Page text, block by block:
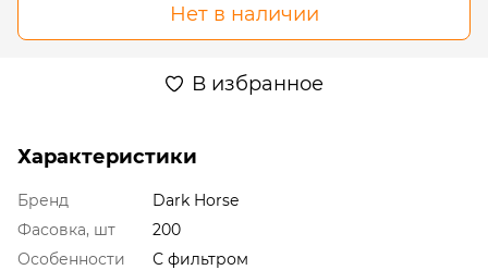
Нет в наличии
В избранное
Характеристики
Бренд
Dark Horse
Фасовка, шт
200
Особенности
С фильтром